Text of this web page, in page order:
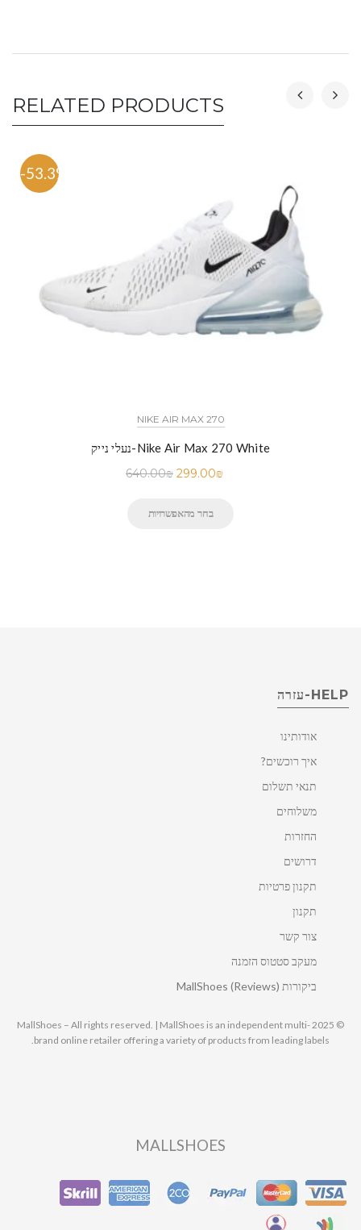
RELATED PRODUCTS
-53.3%
NIKE AIR MAX 270
נעלי נייק-Nike Air Max 270 White
640.00₪ 299.00₪
בחר מהאפשרויות
HELP-עזרה
אודותינו
איך רוכשים?
תנאי תשלום
משלוחים
החזרות
דרושים
תקנון פרטיות
תקנון
צור קשר
מעקב סטטוס הזמנה
ביקורות MallShoes (Reviews)
© 2025 MallShoes – All rights reserved. | MallShoes is an independent multi-
brand online retailer offering a variety of products from leading labels.
MALLSHOES